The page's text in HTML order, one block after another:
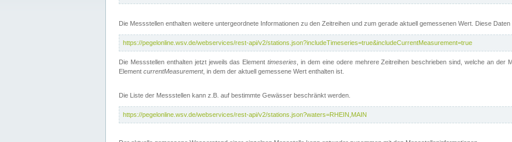
Die Messstellen enthalten weitere untergeordnete Informationen zu den Zeitreihen und zum gerade aktuell gemessenen Wert. Diese
https://pegelonline.wsv.de/webservices/rest-api/v2/stations.json?includeTimeseries=true&includeCurrentMeasurement=true
Die Messstellen enthalten jetzt jeweils das Elementtimeseries , in dem eine odere mehrere Zeitreihen beschrieben sind, welche an der
Element currentMeasurement, in dem der aktuell gemessene Wert enthalten ist.
Die Liste der Messstellen kann z.B. auf bestimmte Gewässer beschränkt werden.
https://pegelonline.wsv.de/webservices/rest-api/v2/stations.json?waters=RHEIN,MAIN